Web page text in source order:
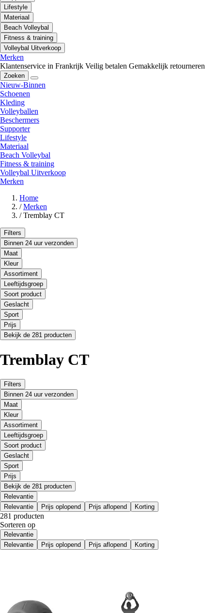
Lifestyle
Materiaal
Beach Volleybal
Fitness & training
Volleybal Uitverkoop
Merken
Klantenservice in Frankrijk Veilig betalen Gemakkelijk retourneren
Zoeken
Nieuw-Binnen
Schoenen
Kleding
Volleyballen
Beschermers
Supporter
Lifestyle
Materiaal
Beach Volleybal
Fitness & training
Volleybal Uitverkoop
Merken
Home
/ Merken
/ Tremblay CT
Filters
Binnen 24 uur verzonden
Maat
Kleur
Assortiment
Leeftijdsgroep
Soort product
Geslacht
Sport
Prijs
Bekijk de 281 producten
Tremblay CT
Filters
Binnen 24 uur verzonden
Maat
Kleur
Assortiment
Leeftijdsgroep
Soort product
Geslacht
Sport
Prijs
Bekijk de 281 producten
Relevantie
Relevantie
Prijs oplopend Prijs aflopend Korting
281 producten
Sorteren op
Relevantie
Relevantie
Prijs oplopend Prijs aflopend Korting